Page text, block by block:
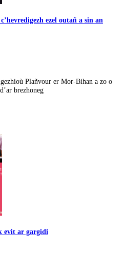
ezel outañ a sin an
Plañvour er Mor-Bihan a zo o
brezhoneg
evit ar gargidi